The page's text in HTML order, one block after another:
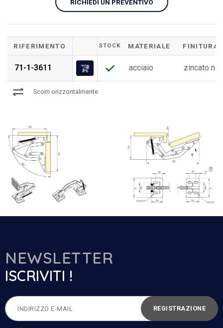
RICHIEDI UN PREVENTIVO
RIFERIMENTO STOCK MATERIALE FINITURA
71-1-3611 acciaio zincato
Scorri orizzontalmente
NEWSLETTER
ISCRIVITI !
REGISTRAZIONE